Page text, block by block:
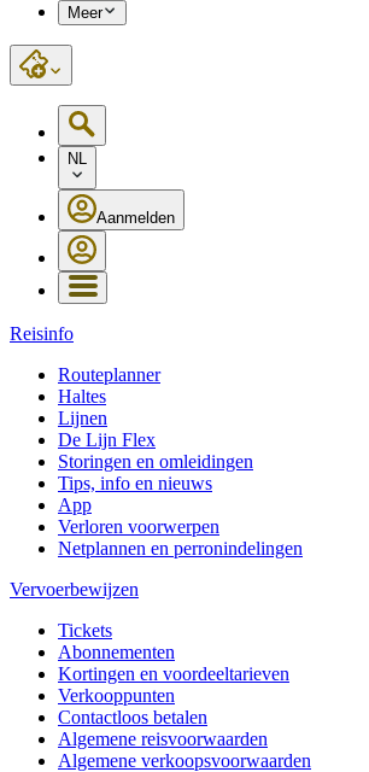
Meer
NL
Aanmelden
Reisinfo
Routeplanner
Haltes
Lijnen
De Lijn Flex
Storingen en omleidingen
Tips, info en nieuws
App
Verloren voorwerpen
Netplannen en perronindelingen
Vervoerbewijzen
Tickets
Abonnementen
Kortingen en voordeeltarieven
Verkooppunten
Contactloos betalen
Algemene reisvoorwaarden
Algemene verkoopsvoorwaarden